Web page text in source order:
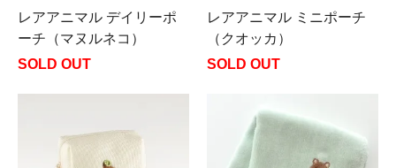
レアアニマル デイリーポ
ーチ（マヌルネコ）
SOLD OUT
レアアニマル ミニポーチ
（クオッカ）
SOLD OUT